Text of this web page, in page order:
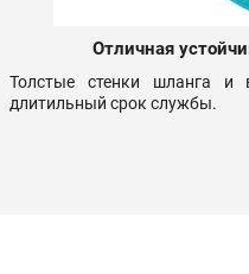
Отличная
Толстые стенки шланга и
длитильный срок службы.